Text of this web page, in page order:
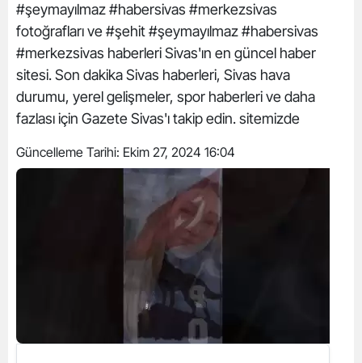
#şeymayılmaz #habersivas #merkezsivas
fotoğrafları ve #şehit #şeymayılmaz #habersivas
#merkezsivas haberleri Sivas'ın en güncel haber
sitesi. Son dakika Sivas haberleri, Sivas hava
durumu, yerel gelişmeler, spor haberleri ve daha
fazlası için Gazete Sivas'ı takip edin. sitemizde
Güncelleme Tarihi: Ekim 27, 2024 16:04